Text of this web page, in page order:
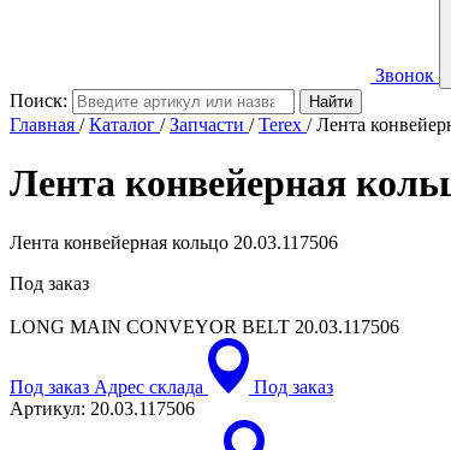
Звонок
Поиск:
Главная /Каталог /Запчасти /Terex /Лента
Лента конвейерная
Лента конвейерная кольцо 20.03.117506
Под заказ
LONG MAIN CONVEYOR BELT 20.03.117506
Под заказ Адрес склада
Под заказ
Артикул: 20.03.117506